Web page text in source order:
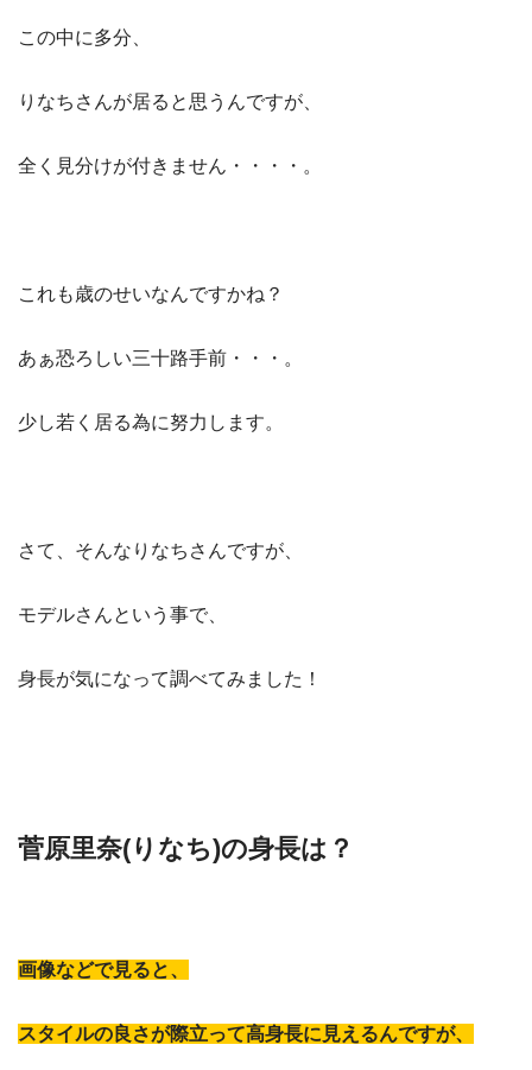
この中に多分、
りなちさんが居ると思うんですが、
全く見分けが付きません・・・・。
これも歳のせいなんですかね？
あぁ恐ろしい三十路手前・・・。
少し若く居る為に努力します。
さて、そんなりなちさんですが、
モデルさんという事で、
身長が気になって調べてみました！
菅原里奈(りなち)の身長は？
画像などで見ると、
スタイルの良さが際立って高身長に見えるんですが、